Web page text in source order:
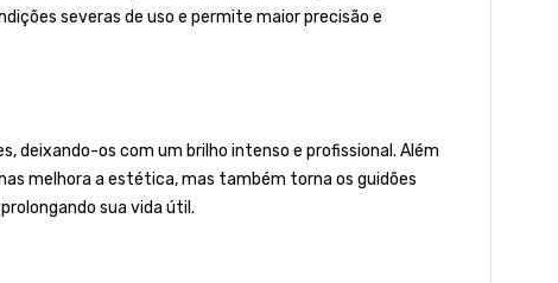
severas de uso e permite maior precisão e
deixando-os com um brilho intenso e profissional. Além
melhora a estética, mas também torna os guidões
sua vida útil.